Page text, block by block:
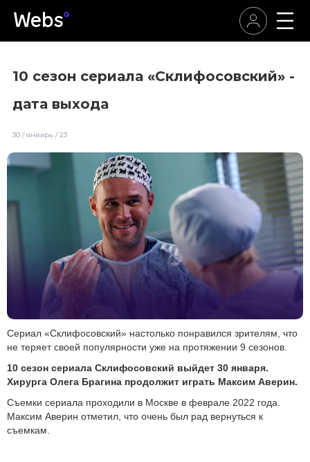
10 сезон сериала «Склифосовский» -
дата выхода
30 / январь / 23
Сериал «Склифосовский» настолько понравился зрителям, что
не теряет своей популярности уже на протяжении 9 сезонов.
10 сезон сериала Склифосовский выйдет 30 января.
Хирурга Олега Брагина продолжит играть Максим Аверин.
Съемки сериала проходили в Москве в феврале 2022 года.
Максим Аверин отметил, что очень был рад вернуться к
съемкам.